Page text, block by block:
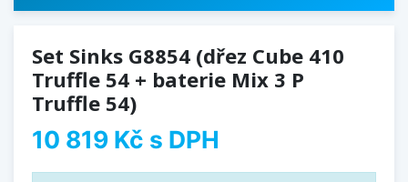
Set Sinks G8854 (dřez Cube 410
Truffle 54 + baterie Mix 3 P
Truffle 54)
10 819 Kč s DPH